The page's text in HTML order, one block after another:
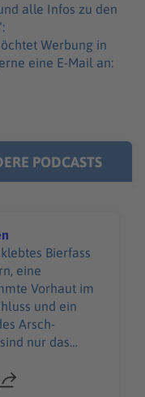
eine E-Mail an:
PODCASTS
Bierfass
eine
Vorhaut im
und ein
Arsch-
nur das
Air. Beim